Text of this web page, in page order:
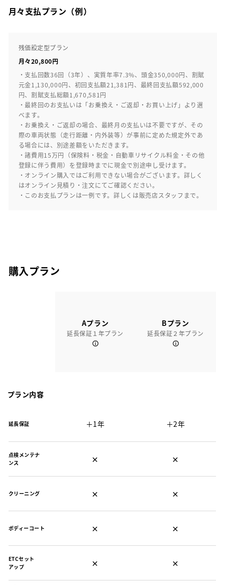
月々支払プラン（例）
残価設定型プラン
月々20,800円
・支払回数36回（3年）、実質年率7.3%、頭金350,000円、割賦
元金1,130,000円、初回支払額21,381円、最終回支払額592,000
円、割賦支払総額1,670,581円
・最終回のお支払いは「お乗換え・ご返却・お買い上げ」より選
べます。
・お乗換え・ご返却の場合、最終月の支払いは不要ですが、その
際の車両状態（走行距離・内外装等）が事前に定めた規定外であ
る場合には、別途差額をいただきます。
・諸費用15万円（保険料・税金・自動車リサイクル料金・その他
登録に伴う費用）を登録時までに現金で別途申し受けます。
・オンライン購入ではご利用できない場合がございます。詳しく
はオンライン見積り・注文にてご確認ください。
・このお支払プランは一例です。詳しくは販売店スタッフまで。
購入プラン
Aプラン
延長保証１年プラン
Bプラン
延長保証２年プラン
プラン内容
延長保証 ＋1年 ＋2年
点検メンテナ
ンス
× ×
クリーニング × ×
ボディーコート × ×
ETCセット
アップ
× ×